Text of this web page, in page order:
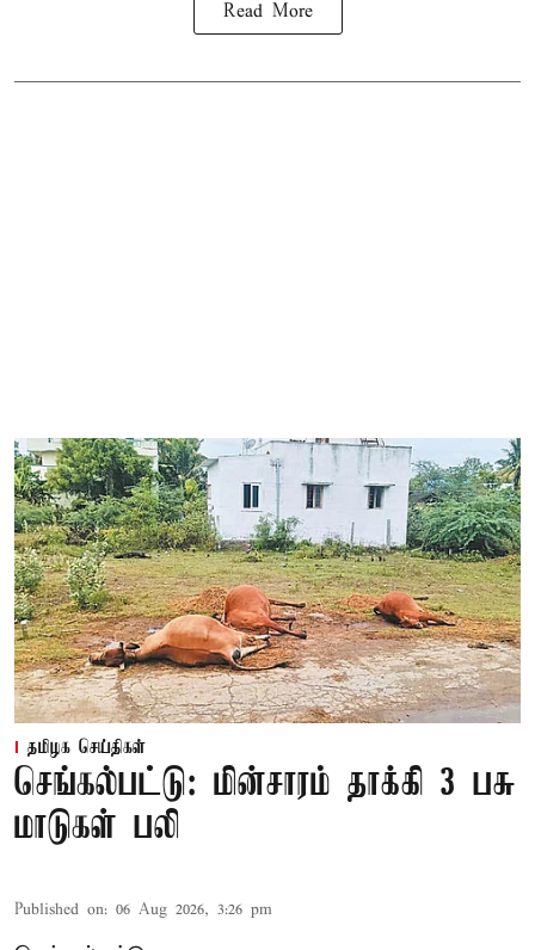
Read More
தமிழக செய்திகள்
செங்கல்பட்டு: மின்சாரம் தாக்கி 3 பசு
மாடுகள் பலி
Published on: 06 Aug 2026, 3:26 pm